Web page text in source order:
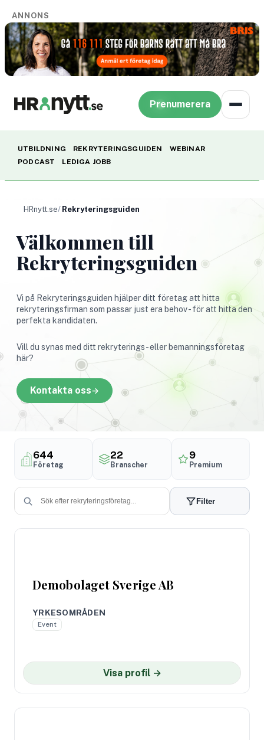
ANNONS
Prenumerera
UTBILDNING REKRYTERINGSGUIDEN
WEBINAR
PODCAST
LEDIGA JOBB
HRnytt.se Rekryteringsguiden
Välkommen till
Rekryteringsguiden
Vi på Rekryteringsguiden hjälper ditt företag att hitta
rekryteringsfirman som passar just era behov - för att hitta den
perfekta kandidaten.
Vill du synas med ditt rekryterings- eller bemanningsföretag
här?
Kontakta oss
644
Företag
22
Branscher
9
Premium
Filter
Demobolaget Sverige AB
YRKESOMRÅDEN
Event
Visa profil →